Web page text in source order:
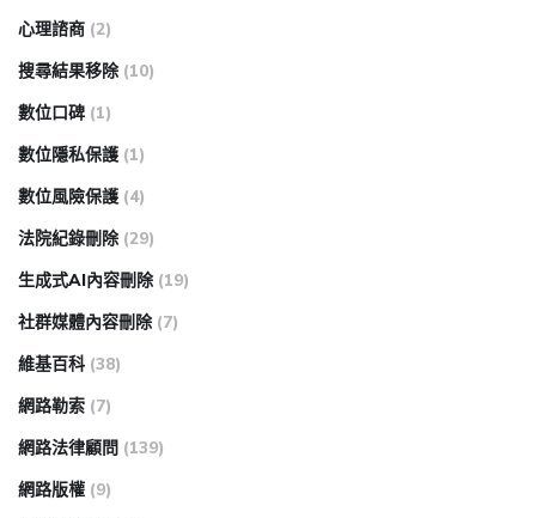
心理諮商 (2)
搜尋結果移除 (10)
數位口碑 (1)
數位隱私保護 (1)
數位風險保護 (4)
法院紀錄刪除 (29)
生成式AI內容刪除 (19)
社群媒體內容刪除 (7)
維基百科 (38)
網路勒索 (7)
網路法律顧問 (139)
網路版權 (9)